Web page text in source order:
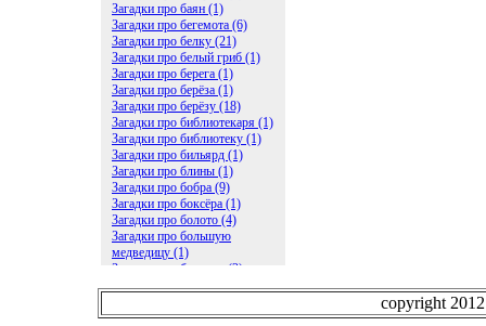
Загадки про баян (1)
Загадки про бегемота (6)
Загадки про белку (21)
Загадки про белый гриб (1)
Загадки про берега (1)
Загадки про берёза (1)
Загадки про берёзу (18)
Загадки про библиотекаря (1)
Загадки про библиотеку (1)
Загадки про бильярд (1)
Загадки про блины (1)
Загадки про бобра (9)
Загадки про боксёра (1)
Загадки про болото (4)
Загадки про большую
медведицу (1)
Загадки про ботинки (2)
Загадки про бочку (5)
Загадки про бревно (2)
copyright